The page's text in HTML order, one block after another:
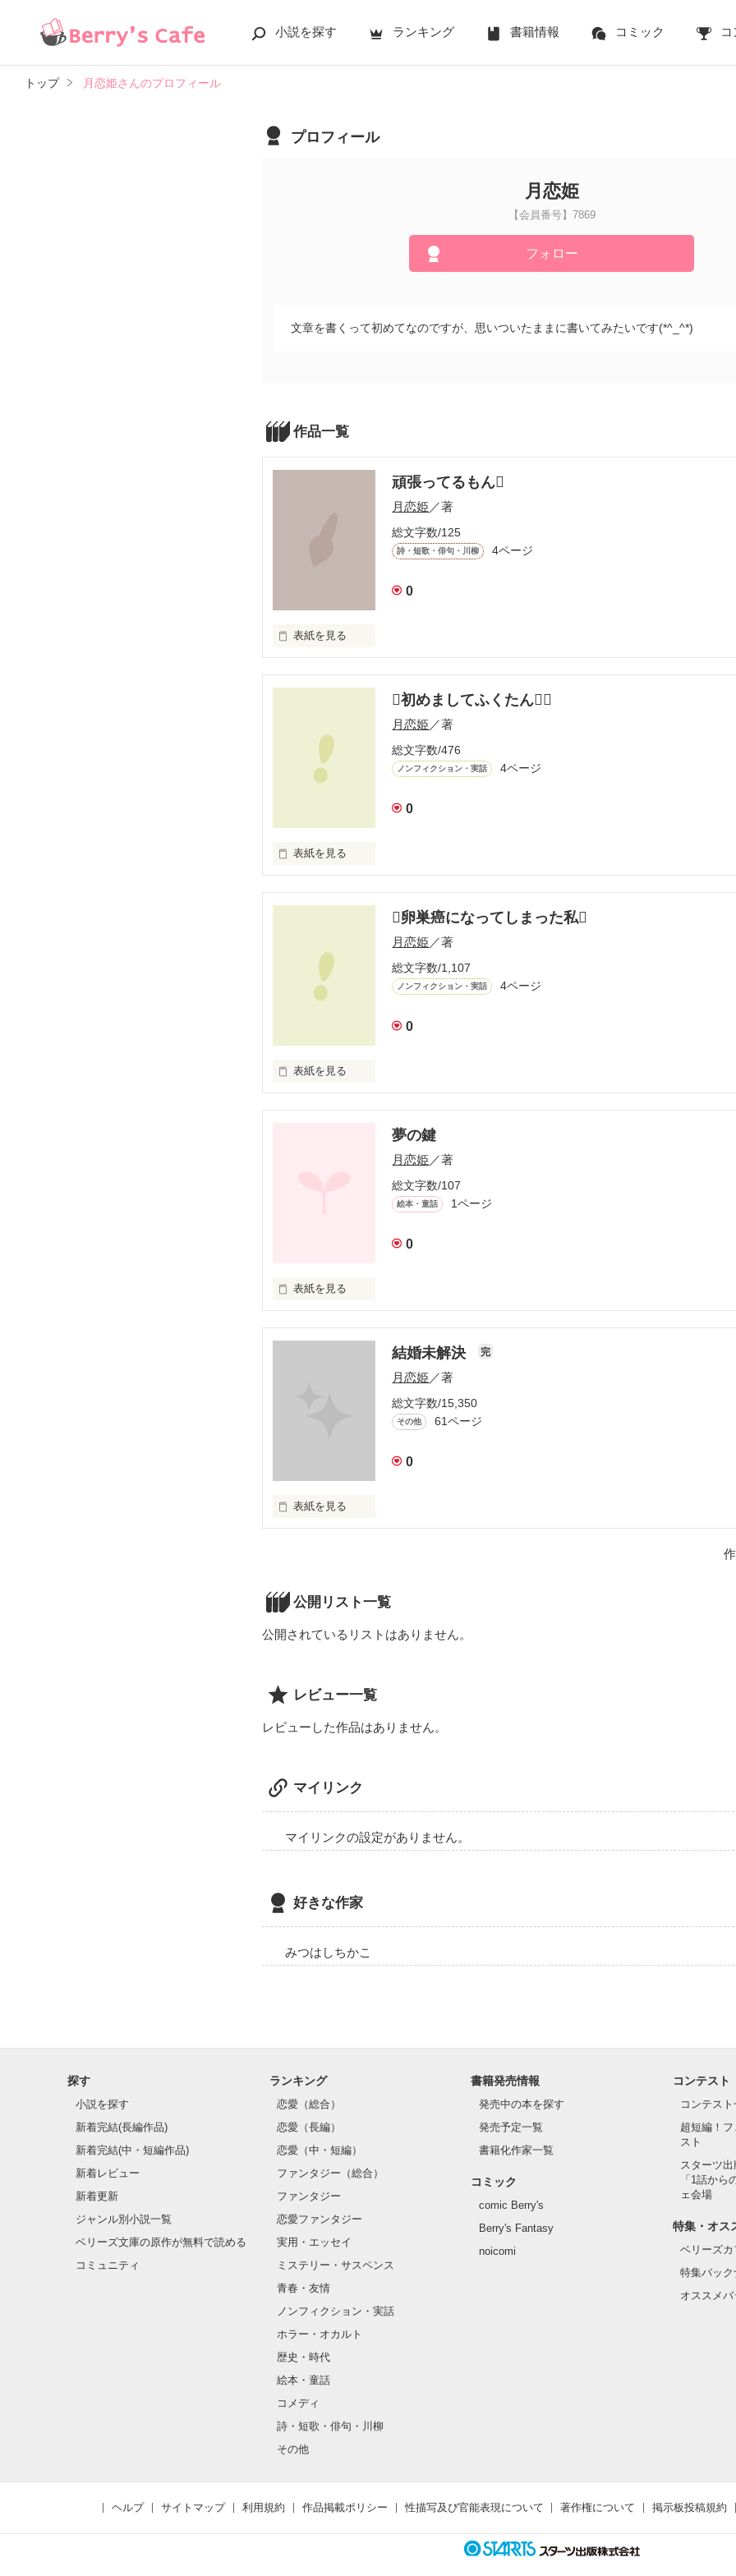
小説を探す ランキング 書籍情報 コミック コ
トップ 月恋姫さんのプロフィール
プロフィール
月恋姫
【会員番号】7869
フォロー
文章を書くって初めてなのですが、思いついたままに書いてみたいです(*^_^*)
作品一覧
頑張ってるもん
月恋姫／著
総文字数/125
詩・短歌・俳句・川柳 4ページ
0
表紙を見る
初めましてふくたん
月恋姫／著
総文字数/476
ノンフィクション・実話 4ページ
0
表紙を見る
卵巣癌になってしまった私
月恋姫 ／著
総文字数/1,107
ノンフィクション・実話 4ページ
0
表紙を見る
夢の鍵
月恋姫 ／著
総文字数/107
絵本・童話 1ページ
0
表紙を見る
結婚未解決 完
月恋姫 ／著
総文字数/15,350
その他 61ページ
0
表紙を見る
公開リスト一覧
公開されているリストはありません。
レビュー一覧
レビューした作品はありません。
マイリンク
マイリンクの設定がありません。
好きな作家
みつはしちかこ
探す
小説を探す
新着完結(長編作品)
新着完結(中・短編作品)
新着レビュー
新着更新
ジャンル別小説一覧
ベリーズ文庫の原作が無料で読める
コミュニティ
ランキング
恋愛（総合）
恋愛（長編）
恋愛（中・短編）
ファンタジー（総合）
ファンタジー
恋愛ファンタジー
実用・エッセイ
ミステリー・サスペンス
青春・友情
ノンフィクション・実話
ホラー・オカルト
歴史・時代
絵本・童話
コメディ
詩・短歌・俳句・川柳
その他
書籍発売情報
発売中の本を探す
発売予定一覧
書籍化作家一覧
コミック
comic Berry's
Berry's Fantasy
noicomi
コンテスト
コンテスト
超短編！
スト
スターツ
「1話から
ェ会場
特集・オス
ベリーズ
特集バック
オススメ
ヘルプ サイトマップ 利用規約 作品掲載ポリシー 性描写及び官能表現について 著作権について 掲示板投稿規約